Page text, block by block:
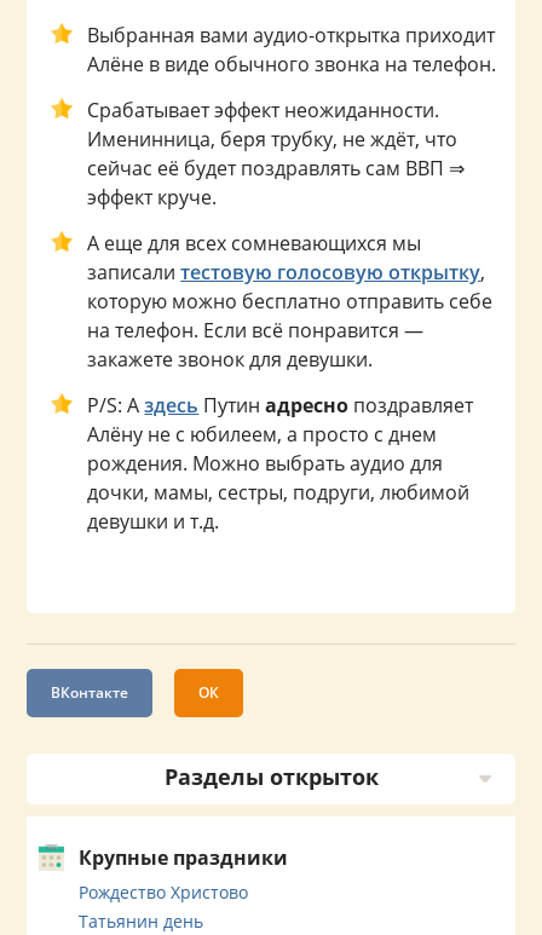
Выбранная вами аудио-открытка приходит
Алёне в виде обычного звонка на телефон.
Срабатывает эффект неожиданности.
Именинница, беря трубку, не ждёт, что
сейчас её будет поздравлять сам ВВП ⇒
эффект круче.
А еще для всех сомневающихся мы
записалитестовую голосовую открытку,
которую можно бесплатно отправить себе
на телефон. Если всё понравится —
закажете звонок для девушки.
P/S: Аздесь Путинадресно поздравляет
Алёну не с юбилеем, а просто с днем
рождения. Можно выбрать аудио для
дочки, мамы, сестры, подруги, любимой
девушки и т.д.
ВКонтакте ОК
Разделы открыток
Крупные праздники
Рождество Христово
Татьянин день